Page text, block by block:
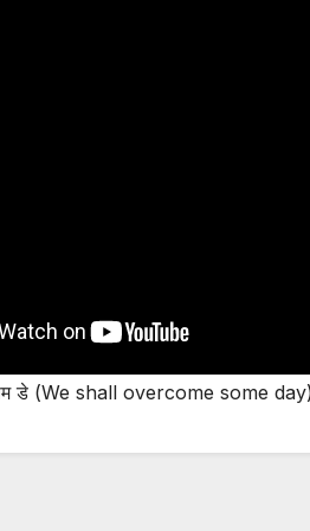
डे (We shall overcome some